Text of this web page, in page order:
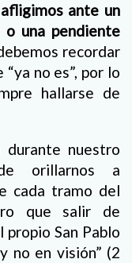
ante un
una pendiente
recordar
no es”, por lo
hallarse de
nuestro
orillarnos a
cada tramo del
que salir de
San Pablo
no en visión” (2